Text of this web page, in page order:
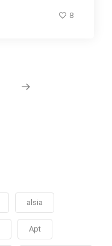
8
alsia
Apt